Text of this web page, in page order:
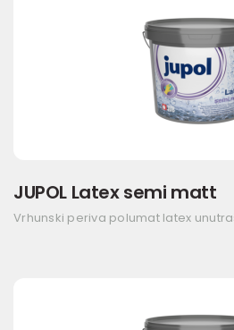
JUPOL Latex semi matt
Vrhunski periva polumat latex